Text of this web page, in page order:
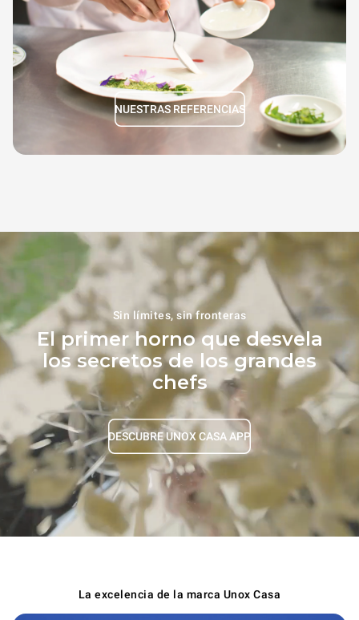
NUESTRAS REFERENCIAS
Sin límites, sin fronteras
El primer horno que desvela
los secretos de los grandes
chefs
DESCUBRE UNOX CASA APP
La excelencia de la marca Unox Casa